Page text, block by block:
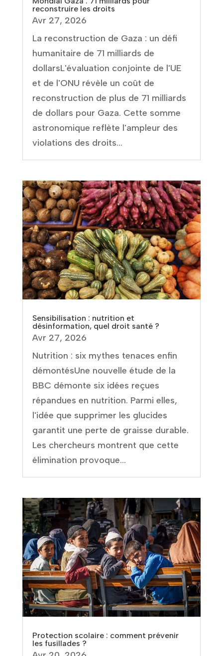
reconstruire les droits
Avr 27, 2026
La reconstruction de Gaza : un défi
humanitaire de 71 milliards de
dollarsL'évaluation conjointe de l'UE
et de l'ONU révèle un coût de
reconstruction de plus de 71 milliards
de dollars pour Gaza. Cette somme
astronomique reflète l'ampleur des
violations des droits...
Sensibilisation : nutrition et
désinformation, quel droit santé ?
Avr 27, 2026
Nutrition : six mythes tenaces enfin
démontésUne nouvelle étude de la
BBC démonte six idées reçues
répandues en nutrition. Parmi elles,
l'idée que supprimer les glucides
garantit une perte de graisse durable.
Les chercheurs montrent que cette
élimination provoque...
Protection scolaire : comment prévenir
les fusillades ?